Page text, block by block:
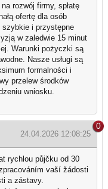
rozwój firmy, spłatę
ofertę dla osób
i przystępne
w zaledwie 15 minut
Warunki pożyczki są
Nasze usługi są
formalności i
przelew środków
wniosku.
0
24.04.2026 12:08:25
rychlou půjčku od 30
vaší žádosti
a zástavy.